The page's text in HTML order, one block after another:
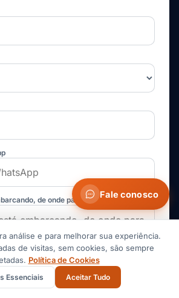
de onde para onde, e quando?
ocasionais de corredor (cancele
Fale conosco
análise e para melhorar sua experiência.
de visitas, sem cookies, são sempre
Política de Cookies
Essenciais Aceitar Tudo